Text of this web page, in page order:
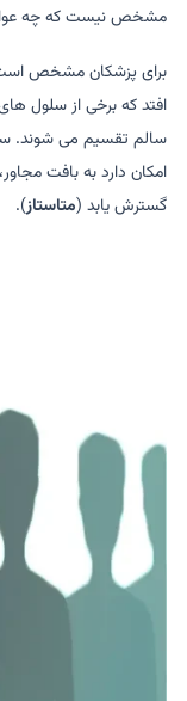
مشخص نیست که چه
برای پزشکان مشخص
افتد که برخی از سلول
سالم تقسیم می شوند.
امکان دارد به بافت
گسترش یابد (متاستاز).